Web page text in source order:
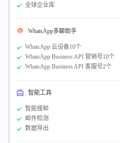
全球企业库
WhatsApp多聊助手
WhatsApp 云设备10个
WhatsApp Business API 营销号10个
WhatsApp Business API 客服号2个
智能工具
智能搜邮
邮件检测
数据导出